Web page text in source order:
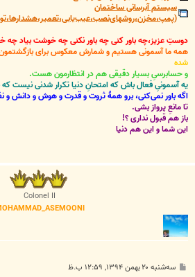
سیستم آبرسانی ساختمان
دوستِ عزیز،چه باور کنی چه باور نکنی چه خوشت بیاد چه
همه ما آسمونی هستیم و شمارش معکوس برای بازگشتمون
شده
و حسابرسیِ بسیار دقیقی هم در انتظارمون هست.
یه آسمونیِ فعال باش که امتحانِ دنیا تکرار شدنی نیست
اگه باور نمی‌کنی، برو همۀ ثروت و قدرت و هوش و دانش و
تا مانعِ پرواز بشی.
باز هم قبول نداری ؟!
این شما و این هم دنیا
Colonel II
سه‌شنبه ۲۰ بهمن ۱۳۹۴, ۱۲:۵۹ ب.ظ